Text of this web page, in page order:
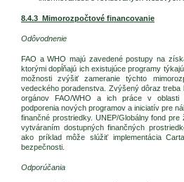
8.4.3 Mimorozpočtové financovanie
Odôvodnenie
FAO a WHO majú zavedené postupy na
ktorými dopĺňajú ich existujúce programy
možnosti zvýšiť zameranie týchto
vedeckého poradenstva. Zvýšený dôraz
orgánov FAO/WHO a ich práce v oblasti
podporenia nových programov a iniciatív pre
finančné prostriedky. UNEP/Globálny fond
vytváraním dostupných finančných
ako príklad môže slúžiť implementácia
bezpečnosti.
Odporúčania